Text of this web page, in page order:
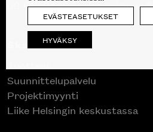
09 612 9440|sales@skanno.fi
Skanno
Suunnittelupalvelu
Projektimyynti
Liike Helsingin keskustassa
EVÄSTEASETUKSET
HYVÄKSY